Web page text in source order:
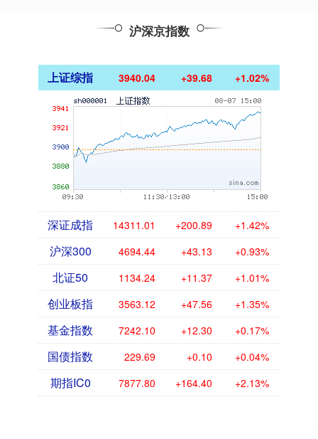
沪深京指数
上证综指 3940.04 +39.68 +1.02%
深证成指 14311.01 +200.89 +1.42%
沪深300 4694.44 +43.13 +0.93%
北证50 1134.24 +11.37 +1.01%
创业板指 3563.12 +47.56 +1.35%
基金指数 7242.10 +12.30 +0.17%
国债指数 229.69 +0.10 +0.04%
期指IC0 7877.80 +164.40 +2.13%